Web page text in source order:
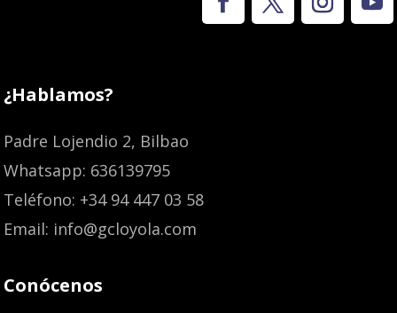
¿Hablamos?
Padre Lojendio 2, Bilbao
Whatsapp: 636139795
Teléfono: +34 94 447 03 58
Email: info@gcloyola.com
Conócenos